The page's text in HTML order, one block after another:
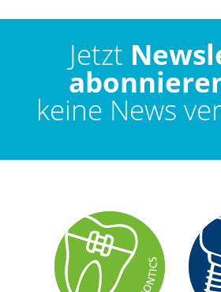
fertigen.
Jetzt
keine News